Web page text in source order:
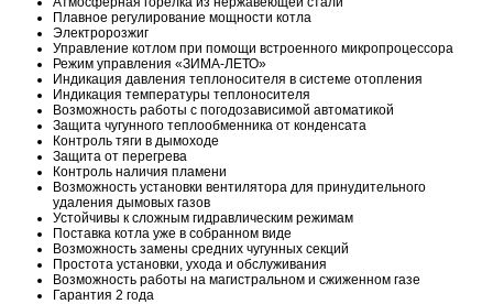
Плавное регулирование мощности котла
Электророзжиг
Управление котлом при помощи встроенного микропроцессора
Режим управления «ЗИМА-ЛЕТО»
Индикация давления теплоносителя в системе отопления
Индикация температуры теплоносителя
Возможность работы с погодозависимой автоматикой
Защита чугунного теплообменника от конденсата
Контроль тяги в дымоходе
Защита от перегрева
Контроль наличия пламени
Возможность установки вентилятора для принудительного
удаления дымовых газов
Устойчивы к сложным гидравлическим режимам
Поставка котла уже в собранном виде
Возможность замены средних чугунных секций
Простота установки, ухода и обслуживания
Возможность работы на магистральном и сжиженном газе
Гарантия 2 года